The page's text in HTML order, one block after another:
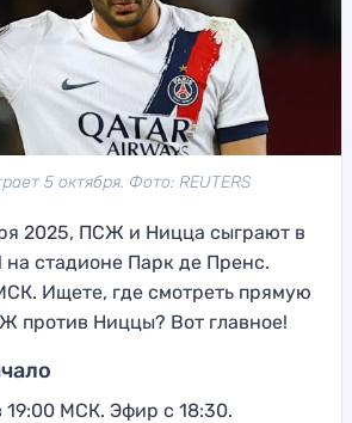
5 октября. Фото: REUTERS
2025, ПСЖ и Ницца сыграют в
на стадионе Парк де Пренс.
Ищете, где смотреть прямую
против Ниццы? Вот главное!
19:00 МСК. Эфир с 18:30.